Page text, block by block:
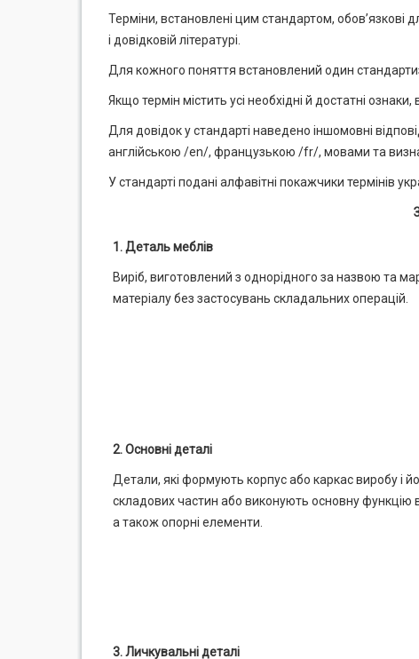
Терміни, встановлені цим стандартом, обов’язкові
і довідковій літературі.
Для кожного поняття встановлений один
Якщо термін містить усі необхідні й достатні
Для довідок у стандарті наведено іншомовні
англійською /en/, французькою /fr/, мовами та
У стандарті подані алфавітні покажчики термінів
1. Деталь меблів
Виріб, виготовлений з однорідного за назвою та
матеріалу без застосувань складальних операцій.
2. Основні деталі
Детали, які формують корпус або каркас виробу і
складових частин або виконують основну функцію
а також опорні елементи.
3. Личкувальні деталі